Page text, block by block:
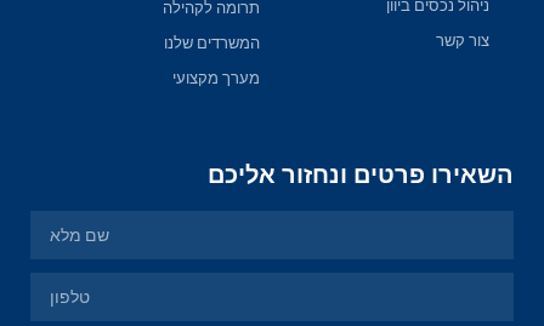
תרומה לקהילה
המשרדים שלנו
מערך מקצועי
ניהול נכסים ביוון
צור קשר
השאירו פרטים ונחזור אליכם